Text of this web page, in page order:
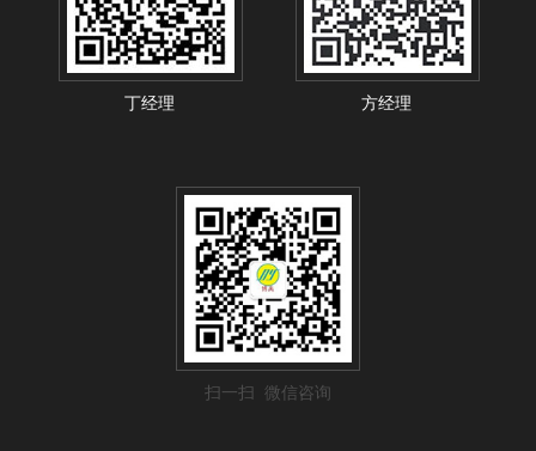
丁经理 方经理
扫一扫 微信咨询